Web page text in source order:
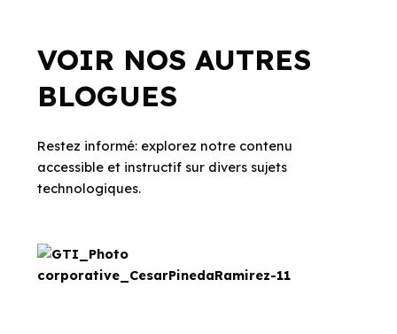
VOIR NOS AUTRES
BLOGUES
Restez informé: explorez notre contenu
accessible et instructif sur divers sujets
technologiques.